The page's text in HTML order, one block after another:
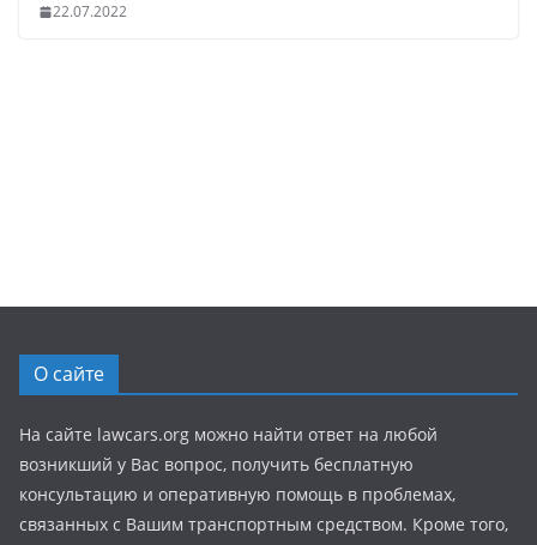
22.07.2022
О сайте
На сайте lawcars.org можно найти ответ на любой
возникший у Вас вопрос, получить бесплатную
консультацию и оперативную помощь в проблемах,
связанных с Вашим транспортным средством. Кроме того,